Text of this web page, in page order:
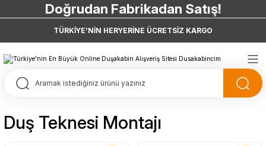
Doğrudan Fabrikadan Satış!
7 Taksit 0 Vade Farkı
Doğrudan Fabrikadan Satış!
TÜRKİYE’NİN HERYERİNE ÜCRETSİZ KARGO
Duş Teknesi Montajı
Hızlı Gönderim Hızlı Gönderim